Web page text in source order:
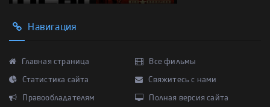
Навигация
Главная страница Все фильмы
Статистика сайта Свяжитесь с нами
Правообладателям Полная версия сайта